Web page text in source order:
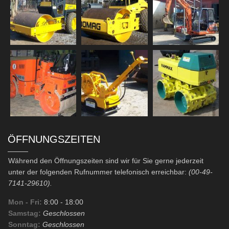
ÖFFNUNGSZEITEN
Während den Öffnungszeiten sind wir für Sie gerne jederzeit
unter der folgenden Rufnummer telefonisch erreichbar: (00-49-
7141-29610).
Mon - Fri: 8:00 - 18:00
Samstag: Geschlossen
Sonntag: Geschlossen